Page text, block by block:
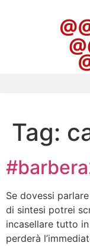
Tag:
Se dovessi
di sintesi potrei
incasellare tutto
perderà